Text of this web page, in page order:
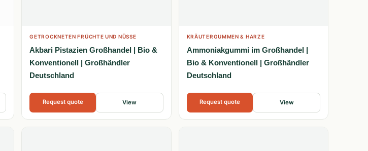
GETROCKNETEN FRÜCHTE UND NÜSSE
Akbari Pistazien Großhandel | Bio &
Konventionell | Großhändler
Deutschland
Request quote View
KRÄUTERGUMMEN & HARZE
Ammoniakgummi im Großhandel |
Bio & Konventionell | Großhändler
Deutschland
Request quote View